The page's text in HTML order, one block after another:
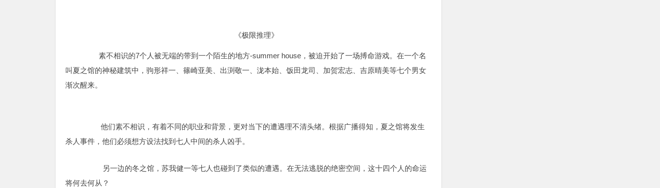
《极限推理》
素不相识的7个人被无端的带到一个陌生的地方-summer house，被迫开始了一场搏命游戏。在一个名
叫夏之馆的神秘建筑中，驹形祥一、篠崎亚美、出渕敬一、泷本始、饭田龙司、加贺宏志、吉原晴美等七个男女
渐次醒来。
他们素不相识，有着不同的职业和背景，更对当下的遭遇理不清头绪。根据广播得知，夏之馆将发生
杀人事件，他们必须想方设法找到七人中间的杀人凶手。
另一边的冬之馆，苏我健一等七人也碰到了类似的遭遇。在无法逃脱的绝密空间，这十四个人的命运
将何去何从？